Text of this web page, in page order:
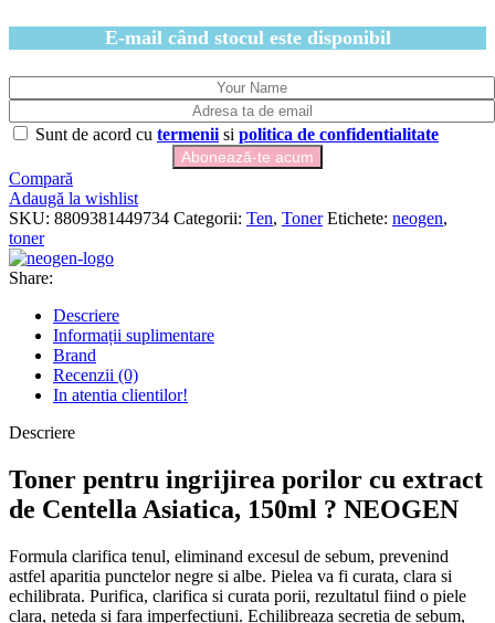
E-mail când stocul este disponibil
Sunt de acord cu termenii si politica de confidentialitate
Compară
Adaugă la wishlist
SKU: 8809381449734 Categorii: Ten, Toner Etichete: neogen,
toner
Share:
Descriere
Informații suplimentare
Brand
Recenzii (0)
In atentia clientilor!
Descriere
Toner pentru ingrijirea porilor cu extract
de Centella Asiatica, 150ml ? NEOGEN
Formula clarifica tenul, eliminand excesul de sebum, prevenind
astfel aparitia punctelor negre si albe. Pielea va fi curata, clara si
echilibrata. Purifica, clarifica si curata porii, rezultatul fiind o piele
clara, neteda si fara imperfectiuni. Echilibreaza secretia de sebum,